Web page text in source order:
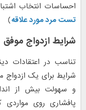
احساسات انتخاب
تست مرد مورد علاقه)
شرایط ازدواج موفق
تناسب در اعتقادات
شرایط برای یک
و سهولت بیش از
پافشاری روی